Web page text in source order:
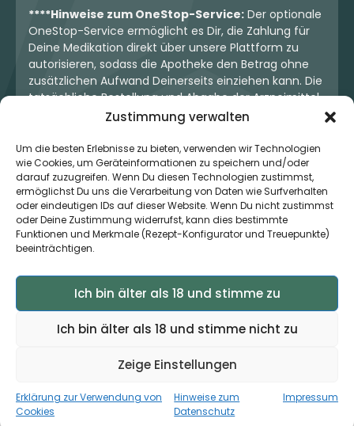
Zustimmung verwalten
Um die besten Erlebnisse zu bieten, verwenden wir Technologien
wie Cookies, um Geräteinformationen zu speichern und/oder
darauf zuzugreifen. Wenn Du diesen Technologien zustimmst,
ermöglichst Du uns die Verarbeitung von Daten wie Surfverhalten
oder eindeutigen IDs auf dieser Website. Wenn Du nicht zustimmst
oder Deine Zustimmung widerrufst, kann dies bestimmte
Funktionen und Merkmale (Rezept-Konfigurator und Treuepunkte)
beeinträchtigen.
Ich bin älter als 18 und stimme zu
Ich bin älter als 18 und stimme nicht zu
Zeige Einstellungen
Erklärung zur Verwendung von
Cookies
Hinweise zum
Datenschutz
Impressum
****Hinweise zum OneStop-Service: Der optionale
OneStop-Service ermöglicht es Dir, die Zahlung für
Deine Medikation direkt über unsere Plattform zu
autorisieren, sodass die Apotheke den Betrag ohne
zusätzlichen Aufwand Deinerseits einziehen kann. Die
tatsächliche Bestellung und Abgabe der Arzneimittel
erfolgt jedoch ausschließlich über die jeweilige
Dir und der Apotheke. Unser OneStop-Service stellt
kein pharmazeutisches Angebot dar, sondern dient
lediglich der komfortablen Zahlungsabwicklung. Die
Nutzung ist freiwillig und hat keinerlei Einfluss auf die
ärztliche Therapieentscheidung oder die Wahl der
verschriebenen Medikation. Apotheken sind rechtlich
unabhängig und unterliegen den gesetzlichen
vorbehalten.
Jetzt auch als App verfügbar Zur App › ×